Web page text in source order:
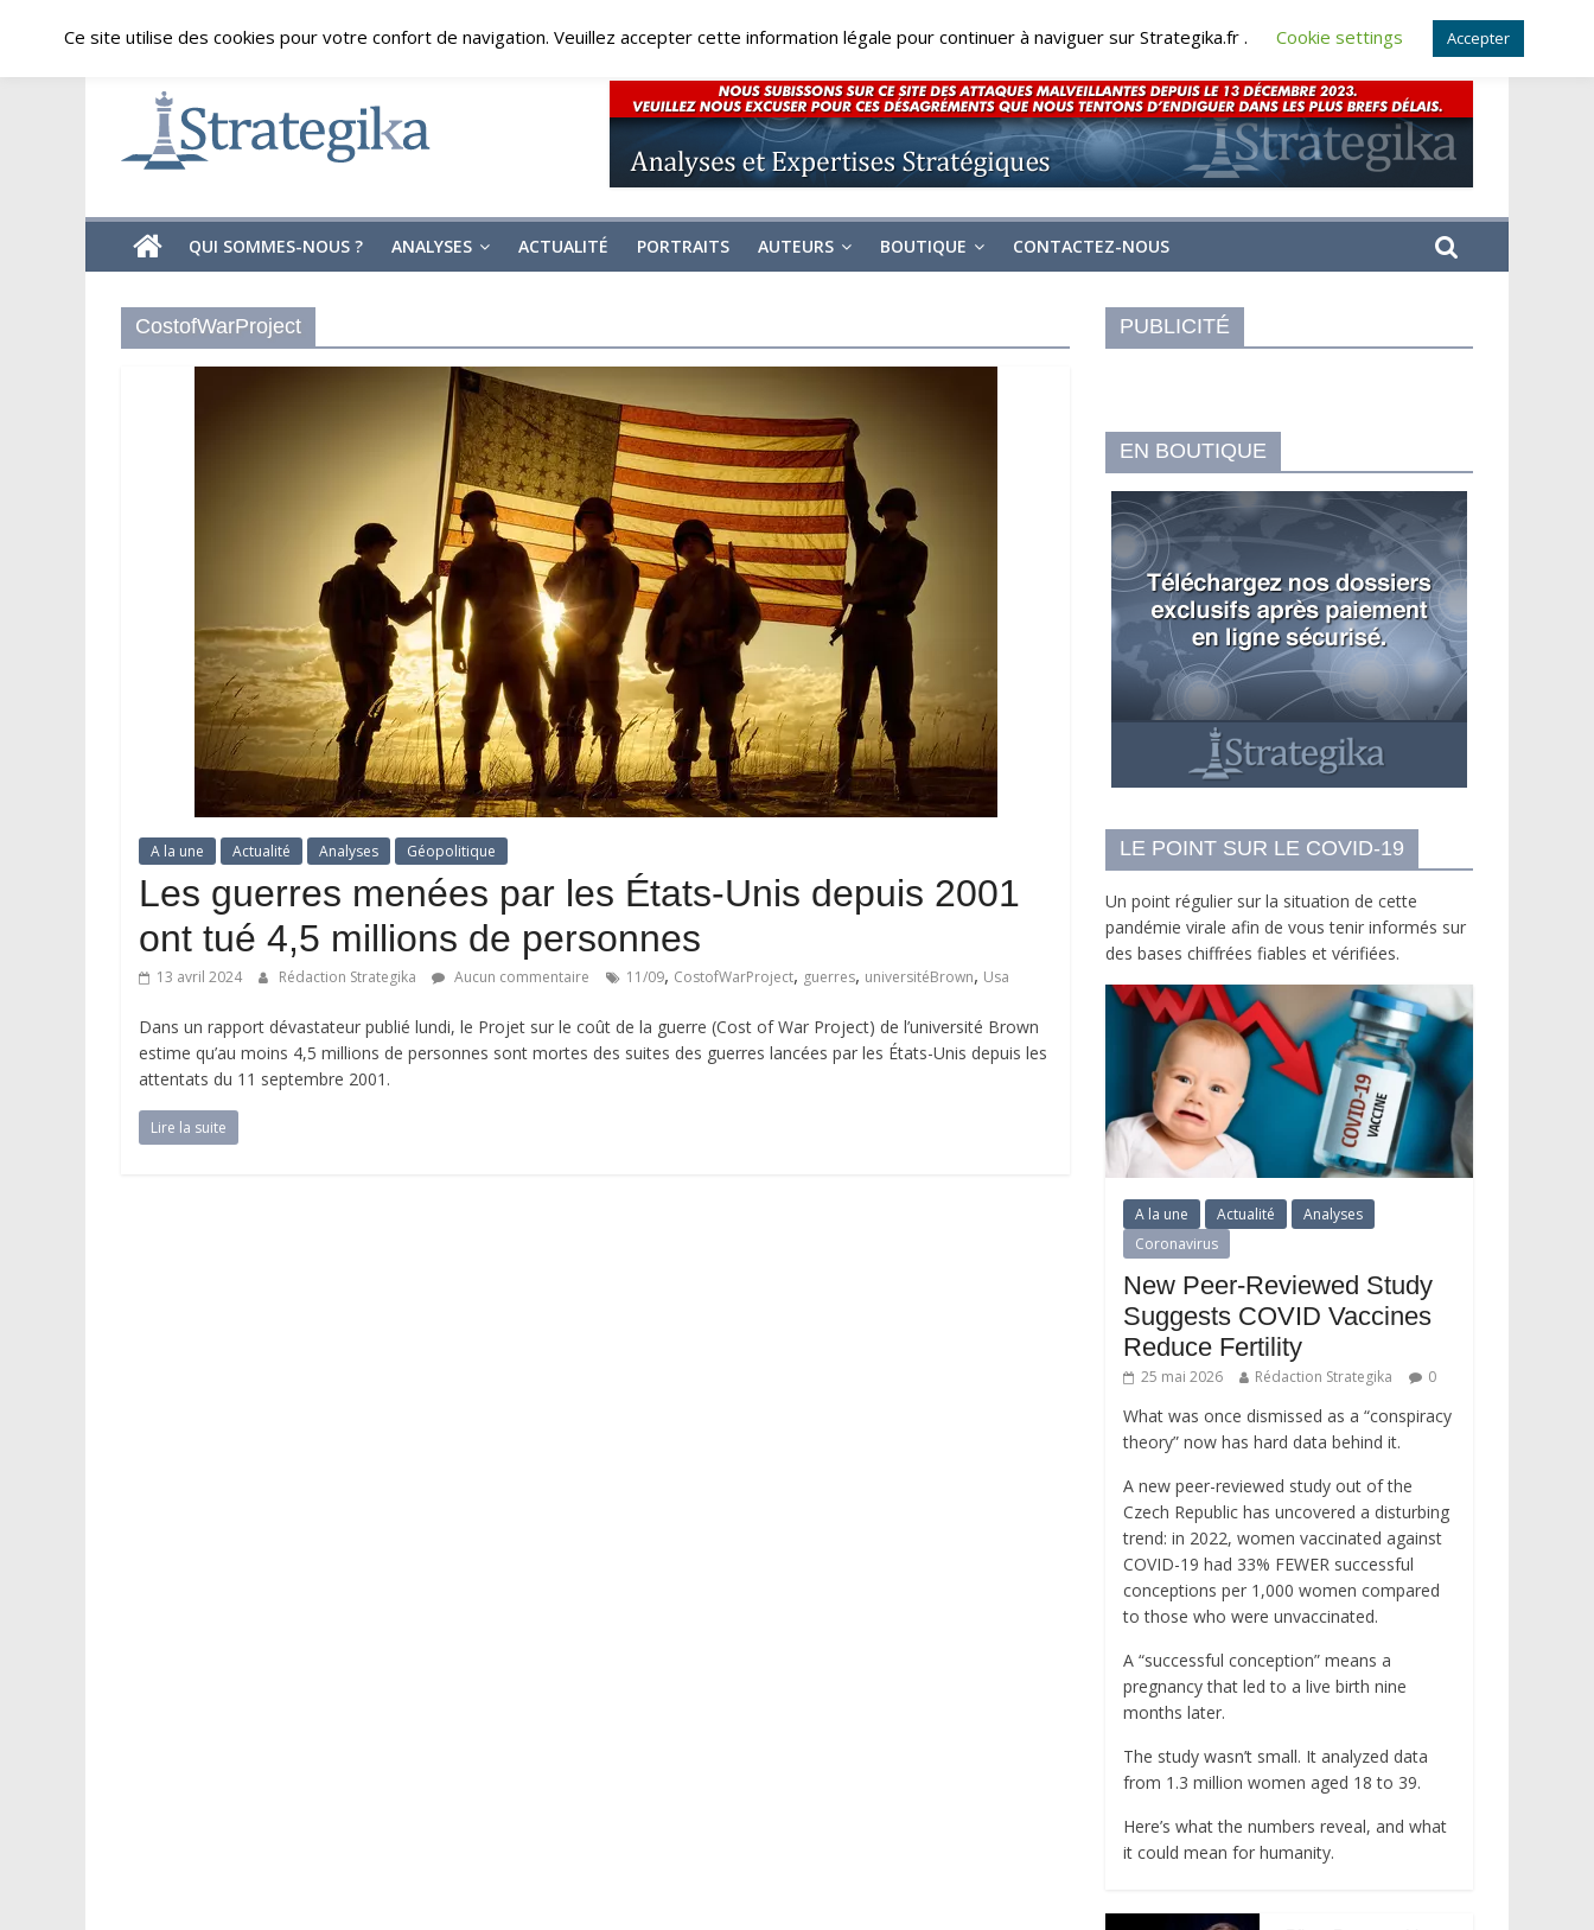
content
jeudi, août 6, 2026
Strategika
Expertise
Analyses
géostratégiques
QUI SOMMES-NOUS ? ANALYSES ACTUALITÉ PORTRAITS AUTEURS BOUTIQUE CONTACTEZ-NOUS
CostofWarProject
A la une Actualité Analyses Géopolitique
Les guerres menées par les États-Unis depuis 2001
ont tué 4,5 millions de personnes
13 avril 2024 Rédaction Strategika Aucun commentaire 11/09, CostofWarProject, guerres, universitéBrown, Usa
Dans un rapport dévastateur publié lundi, le Projet sur le coût de la guerre (Cost of War Project) de l’université Brown
estime qu’au moins 4,5 millions de personnes sont mortes des suites des guerres lancées par les États-Unis depuis les
attentats du 11 septembre 2001.
Lire la suite
PUBLICITÉ
EN BOUTIQUE
LE POINT SUR LE COVID-19
Un point régulier sur la situation de cette
pandémie virale afin de vous tenir informés sur
des bases chiffrées fiables et vérifiées.
A la une Actualité
Analyses
Coronavirus
New Peer-Reviewed Study
Suggests COVID Vaccines
Reduce Fertility
25 mai 2026 Rédaction Strategika 0
What was once dismissed as a “conspiracy
theory” now has hard data behind it.
A new peer-reviewed study out of the
Czech Republic has uncovered a disturbing
trend: in 2022, women vaccinated against
COVID-19 had 33% FEWER successful
conceptions per 1,000 women compared
to those who were unvaccinated.
A “successful conception” means a
pregnancy that led to a live birth nine
months later.
The study wasn’t small. It analyzed data
from 1.3 million women aged 18 to 39.
Here’s what the numbers reveal, and what
it could mean for humanity.
Ce site utilise des cookies pour votre confort de navigation. Veuillez accepter cette information légale pour continuer à naviguer sur Strategika.fr . Cookie settings Accepter